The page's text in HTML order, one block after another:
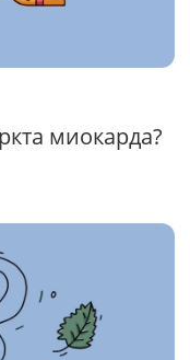
миокарда?